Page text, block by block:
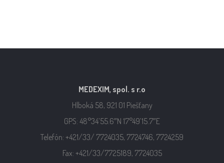
MEDEXIM, spol. s r.o
Hlboká 58, 921 01 Piešťany
GPS: 48°34’55.6″N 17°49’15.7″E
Telefón: +421/33/ 7724035, 7724746, 7724259
Fax: +421/33/7725189, 7724035